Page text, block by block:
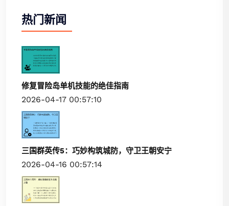
热门新闻
修复冒险岛单机技能的绝佳指南
2026-04-17 00:57:10
三国群英传5：巧妙构筑城防，守卫王朝安宁
2026-04-16 00:57:14